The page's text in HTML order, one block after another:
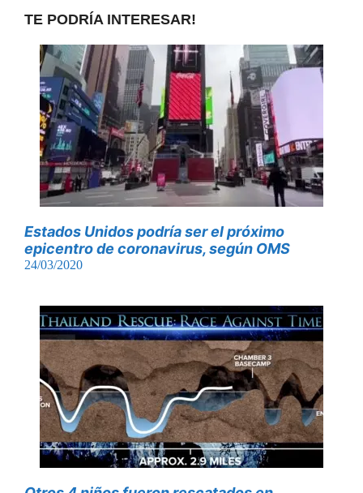
TE PODRÍA INTERESAR!
Estados Unidos podría ser el próximo
epicentro de coronavirus, según OMS
24/03/2020